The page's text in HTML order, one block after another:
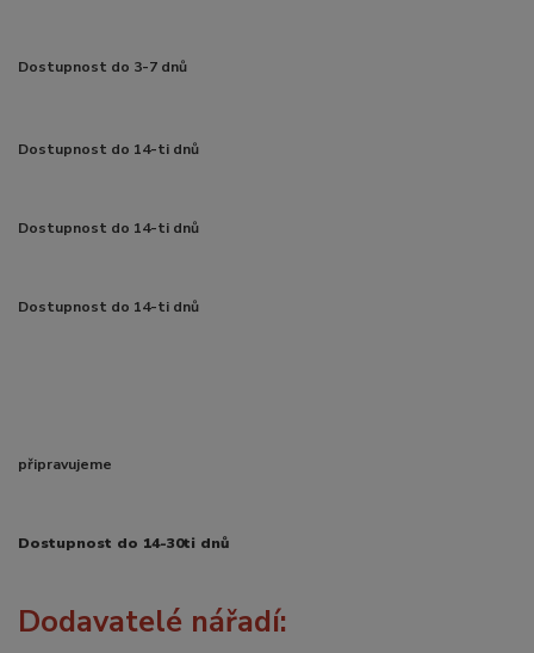
Dostupnost do 3-7 dnů
Dostupnost do 14-ti dnů
Dostupnost do 14-ti dnů
Dostupnost do 14-ti dnů
připravujeme
Dostupnost do 14-30ti dnů
Dodavatelé nářadí: